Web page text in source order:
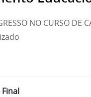
NO CURSO